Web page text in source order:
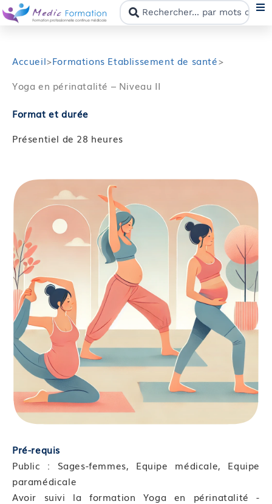
Accueil>Formations Etablissement de santé>
Yoga en périnatalité – Niveau II
Format et durée
Présentiel de 28 heures
Pré-requis
Public : Sages-femmes, Equipe médicale, Equipe
paramédicale
Avoir suivi la formation Yoga en périnatalité -